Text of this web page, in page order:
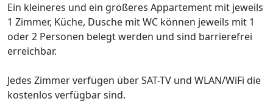
Ein kleineres und ein größeres Appartement mit jeweils
1 Zimmer, Küche, Dusche mit WC können jeweils mit 1
oder 2 Personen belegt werden und sind barrierefrei
erreichbar.
Jedes Zimmer verfügen über SAT-TV und WLAN/WiFi die
kostenlos verfügbar sind.